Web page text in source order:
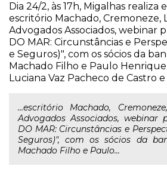
Dia 24/2, às 17h, Migalhas realiza
escritório Machado, Cremoneze,
Advogados Associados, webinar
DO MAR: Circunstâncias e
e Seguros)", com os sócios da
Machado Filho e Paulo
Luciana Vaz Pacheco de Castro
...escritório Machado,
Advogados Associados, webinar
DO MAR: Circunstâncias e
Seguros)", com os sócios da
Machado Filho e Paulo...